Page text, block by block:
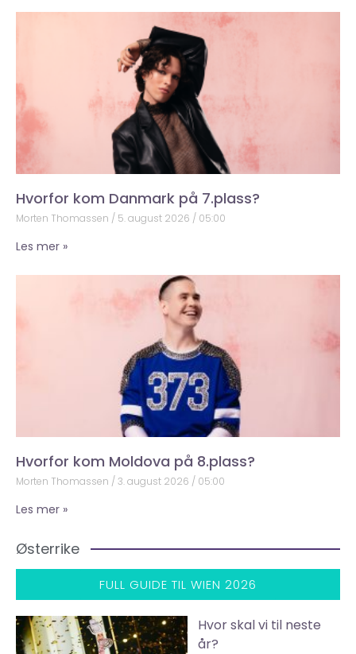
Hvorfor kom Danmark på 7.plass?
Morten Thomassen 5. august 2026 05:00
Les mer »
Hvorfor kom Moldova på 8.plass?
Morten Thomassen 3. august 2026 05:00
Les mer »
Østerrike
FULL GUIDE TIL WIEN 2026
Hvor skal vi til neste
år?